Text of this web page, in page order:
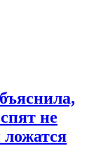
не